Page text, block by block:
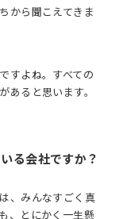
から聞こえてきま
すよね。すべての
あると思います。
る会社ですか？
、みんなすごく真
、とにかく一生懸